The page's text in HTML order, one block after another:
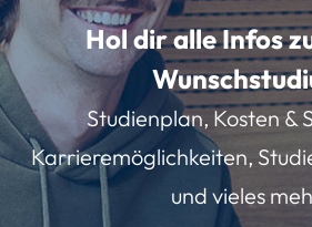
Hol dir alle Infos
Studienplan, Kosten &
Karrieremöglichkeiten,
und vieles